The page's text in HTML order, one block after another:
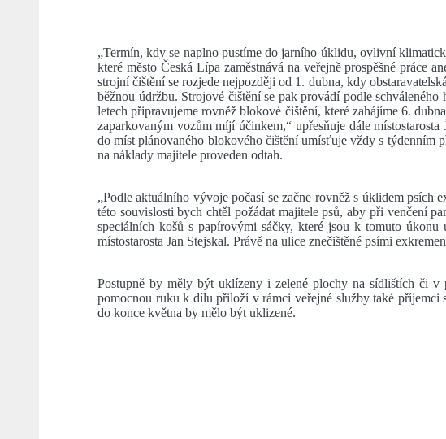
„Termín, kdy se naplno pustíme do jarního úklidu, ovlivní
které město Česká Lípa zaměstnává na veřejně prospěšné práce
strojní čištění se rozjede nejpozději od 1. dubna, kdy
běžnou údržbu. Strojové čištění se pak provádí podle
letech připravujeme rovněž blokové čištění, které zahájíme 6.
zaparkovaným vozům míjí účinkem,“ upřesňuje dále
do míst plánovaného blokového čištění umísťuje vždy s týdenním
na náklady majitele proveden odtah.
„Podle aktuálního vývoje počasí se začne rovněž s
této souvislosti bych chtěl požádat majitele psů, aby při venčení
speciálních košů s papírovými sáčky, které jsou k tomuto
místostarosta Jan Stejskal. Právě na ulice znečištěné psími
Postupně by měly být uklízeny i zelené plochy na sídlištích či v
pomocnou ruku k dílu přiloží v rámci veřejné služby také příjemci
do konce května by mělo být uklizené.